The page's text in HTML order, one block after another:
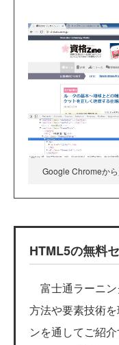
Google Chromeか
HTML5の無料
富士通ラーニ
方法や要素技術
ンを通してご紹